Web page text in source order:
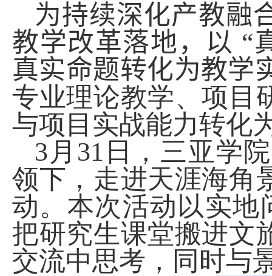
为持续深化产教融
教学改革落地，以 “
真实命题转化为教学
专业理论教学、项目
与项目实战能力转化
3 月 31 日，三亚学院
领下，走进天涯海角
动。本次活动以实地
把研究生课堂搬进文
交流中思考，同时与